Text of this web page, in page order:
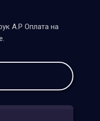
А.Р Оплата на